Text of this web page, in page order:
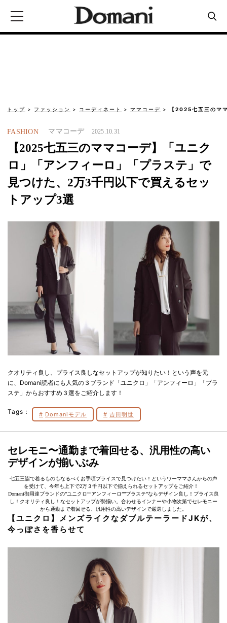
トップ ファッション コーディネート ママコーデ 【2025七五三のマ
FASHION ママコーデ 2025.10.31
【2025七五三のママコーデ】「ユニク
ロ」「アンフィーロ」「プラステ」で
見つけた、2万3千円以下で買えるセッ
トアップ3選
クオリティ良し、プライス良しなセットアップが知りたい！という声を元
に、Domani読者にも人気の３ブランド「ユニクロ」「アンフィーロ」「プラ
ステ」からおすすめ３選をご紹介します！
Tags： Domaniモデル 吉田明世
セレモニ〜通勤まで着回せる、汎用性の高い
デザインが揃いぶみ
七五三詣で着るものもなるべくお手頃プライスで見つけたい！というワーママさんからの声
を受けて、今年も上下で2万３千円以下で揃えられるセットアップをご紹介！
Domani御用達ブランドの”ユニクロ””アンフィーロ””プラステ”ならデザイン良し！プライス良
し！クオリティ良し！なセットアップが勢揃い。合わせるインナーや小物次第でセレモニー
から通勤まで着回せる、汎用性の高いデザインで厳選しました。
【ユニクロ】メンズライクなダブルテーラードJKが、
今っぽさを香らせて